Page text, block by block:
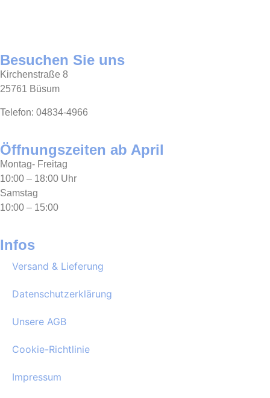
Besuchen Sie uns
Kirchenstraße 8
25761 Büsum
Telefon: 04834-4966
Öffnungszeiten ab April
Montag- Freitag
10:00 – 18:00 Uhr
Samstag
10:00 – 15:00
Infos
Versand & Lieferung
Datenschutzerklärung
Unsere AGB
Cookie-Richtlinie
Impressum